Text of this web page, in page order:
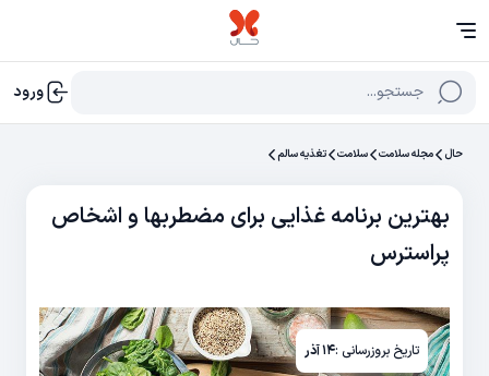
جستجو... ورود
حال مجله سلامت سلامت تغذیه سالم
بهترين برنامه غذايی برای مضطربها و اشخاص
پراسترس
تاریخ بروزرسانی :۱۴ آذر